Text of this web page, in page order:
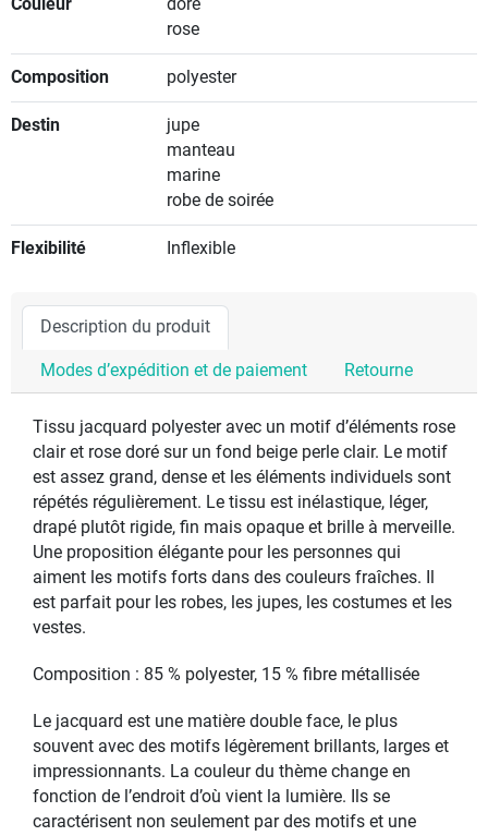
Couleur
doré
rose
Composition polyester
Destin
jupe
manteau
marine
robe de soirée
Flexibilité Inflexible
Description du produit
Modes d’expédition et de paiement Retourne
Tissu jacquard polyester avec un motif d’éléments rose
clair et rose doré sur un fond beige perle clair. Le motif
est assez grand, dense et les éléments individuels sont
répétés régulièrement. Le tissu est inélastique, léger,
drapé plutôt rigide, fin mais opaque et brille à merveille.
Une proposition élégante pour les personnes qui
aiment les motifs forts dans des couleurs fraîches. Il
est parfait pour les robes, les jupes, les costumes et les
vestes.
Composition : 85 % polyester, 15 % fibre métallisée
Le jacquard est une matière double face, le plus
souvent avec des motifs légèrement brillants, larges et
impressionnants. La couleur du thème change en
fonction de l’endroit d’où vient la lumière. Ils se
caractérisent non seulement par des motifs et une